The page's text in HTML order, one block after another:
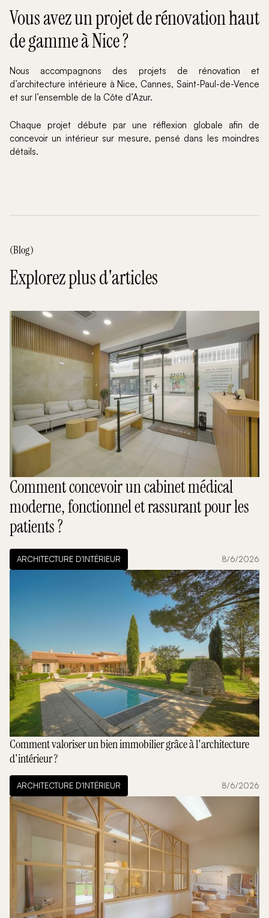
Vous avez un projet de rénovation haut
de gamme à Nice ?
Nous accompagnons des projets de rénovation et
d’architecture intérieure à Nice, Cannes, Saint-Paul-de-Vence
et sur l’ensemble de la Côte d’Azur.
Chaque projet débute par une réflexion globale afin de
concevoir un intérieur sur mesure, pensé dans les moindres
détails.
(Blog)
Explorez plus d'articles
Comment concevoir un cabinet médical
moderne, fonctionnel et rassurant pour les
patients ?
ARCHITECTURE D'INTÉRIEUR 8/6/2026
Comment valoriser un bien immobilier grâce à l'architecture
d'intérieur ?
ARCHITECTURE D'INTÉRIEUR 8/6/2026